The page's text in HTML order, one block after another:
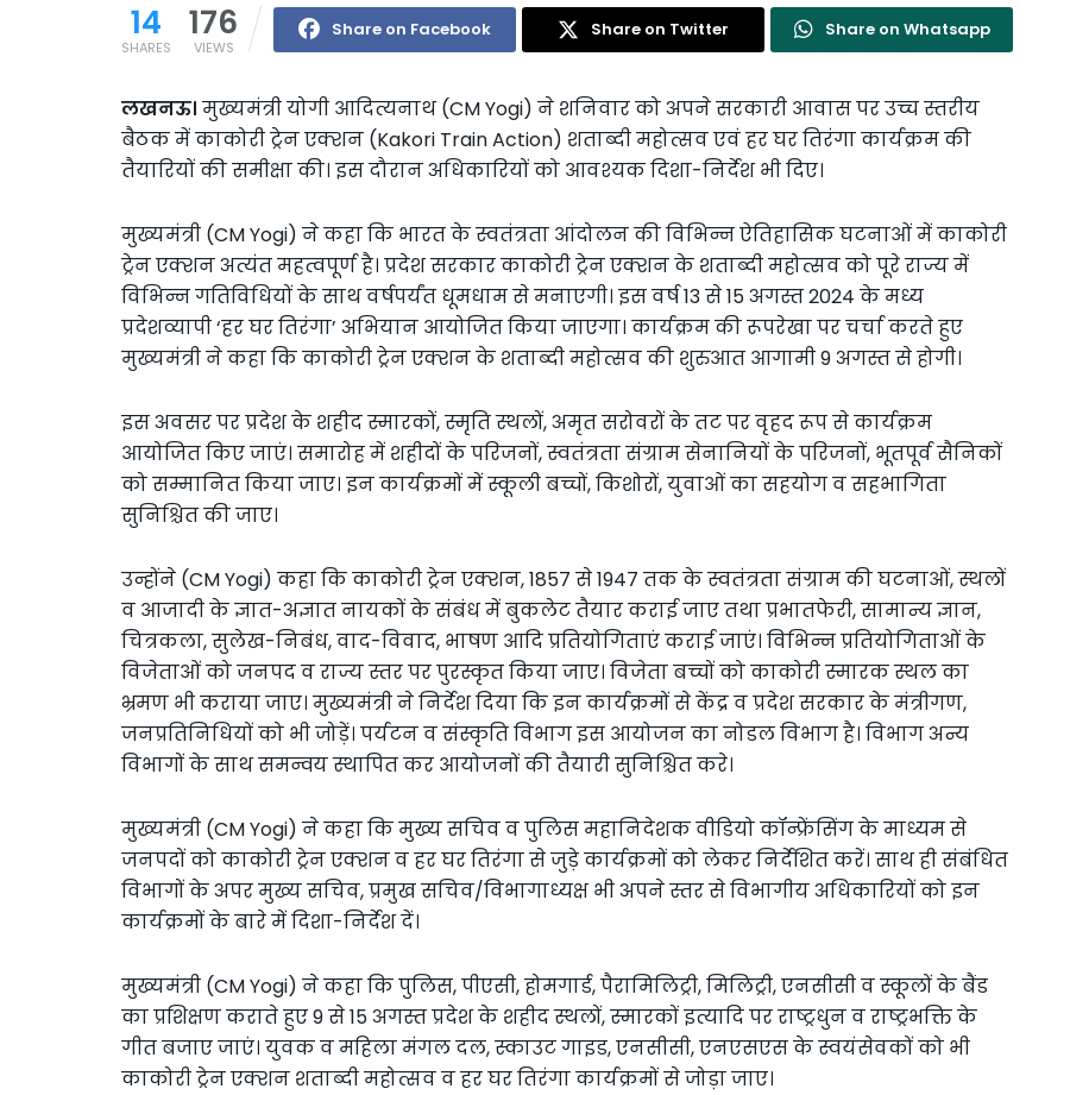
14
SHARES
176
VIEWS
Share on Facebook Share on Twitter Share on Whatsapp
लखनऊ। मुख्यमंत्री योगी आदित्यनाथ (CM Yogi) ने शनिवार को अपने सरकारी आवास पर उच्च स्तरीय
बैठक में काकोरी ट्रेन एक्शन (Kakori Train Action) शताब्दी महोत्सव एवं हर घर तिरंगा कार्यक्रम की
तैयारियों की समीक्षा की। इस दौरान अधिकारियों को आवश्यक दिशा-निर्देश भी दिए।
मुख्यमंत्री (CM Yogi) ने कहा कि भारत के स्वतंत्रता आंदोलन की विभिन्न ऐतिहासिक घटनाओं में काकोरी
ट्रेन एक्शन अत्यंत महत्वपूर्ण है। प्रदेश सरकार काकोरी ट्रेन एक्शन के शताब्दी महोत्सव को पूरे राज्य में
विभिन्न गतिविधियों के साथ वर्षपर्यंत धूमधाम से मनाएगी। इस वर्ष 13 से 15 अगस्त 2024 के मध्य
प्रदेशव्यापी ‘हर घर तिरंगा’ अभियान आयोजित किया जाएगा। कार्यक्रम की रूपरेखा पर चर्चा करते हुए
मुख्यमंत्री ने कहा कि काकोरी ट्रेन एक्शन के शताब्दी महोत्सव की शुरुआत आगामी 9 अगस्त से होगी।
इस अवसर पर प्रदेश के शहीद स्मारकों, स्मृति स्थलों, अमृत सरोवरों के तट पर वृहद रूप से कार्यक्रम
आयोजित किए जाएं। समारोह में शहीदों के परिजनों, स्वतंत्रता संग्राम सेनानियों के परिजनों, भूतपूर्व सैनिकों
को सम्मानित किया जाए। इन कार्यक्रमों में स्कूली बच्चों, किशोरों, युवाओं का सहयोग व सहभागिता
सुनिश्चित की जाए।
उन्होंने (CM Yogi) कहा कि काकोरी ट्रेन एक्शन, 1857 से 1947 तक के स्वतंत्रता संग्राम की घटनाओं, स्थलों
व आजादी के ज्ञात-अज्ञात नायकों के संबंध में बुकलेट तैयार कराई जाए तथा प्रभातफेरी, सामान्य ज्ञान,
चित्रकला, सुलेख-निबंध, वाद-विवाद, भाषण आदि प्रतियोगिताएं कराई जाएं। विभिन्न प्रतियोगिताओं के
विजेताओं को जनपद व राज्य स्तर पर पुरस्कृत किया जाए। विजेता बच्चों को काकोरी स्मारक स्थल का
भ्रमण भी कराया जाए। मुख्यमंत्री ने निर्देश दिया कि इन कार्यक्रमों से केंद्र व प्रदेश सरकार के मंत्रीगण,
जनप्रतिनिधियों को भी जोड़ें। पर्यटन व संस्कृति विभाग इस आयोजन का नोडल विभाग है। विभाग अन्य
विभागों के साथ समन्वय स्थापित कर आयोजनों की तैयारी सुनिश्चित करे।
मुख्यमंत्री (CM Yogi) ने कहा कि मुख्य सचिव व पुलिस महानिदेशक वीडियो कॉन्फ्रेंसिंग के माध्यम से
जनपदों को काकोरी ट्रेन एक्शन व हर घर तिरंगा से जुड़े कार्यक्रमों को लेकर निर्देशित करें। साथ ही संबंधित
विभागों के अपर मुख्य सचिव, प्रमुख सचिव/विभागाध्यक्ष भी अपने स्तर से विभागीय अधिकारियों को इन
कार्यक्रमों के बारे में दिशा-निर्देश दें।
मुख्यमंत्री (CM Yogi) ने कहा कि पुलिस, पीएसी, होमगार्ड, पैरामिलिट्री, मिलिट्री, एनसीसी व स्कूलों के बैंड
का प्रशिक्षण कराते हुए 9 से 15 अगस्त प्रदेश के शहीद स्थलों, स्मारकों इत्यादि पर राष्ट्रधुन व राष्ट्रभक्ति के
गीत बजाए जाएं। युवक व महिला मंगल दल, स्काउट गाइड, एनसीसी, एनएसएस के स्वयंसेवकों को भी
काकोरी ट्रेन एक्शन शताब्दी महोत्सव व हर घर तिरंगा कार्यक्रमों से जोड़ा जाए।